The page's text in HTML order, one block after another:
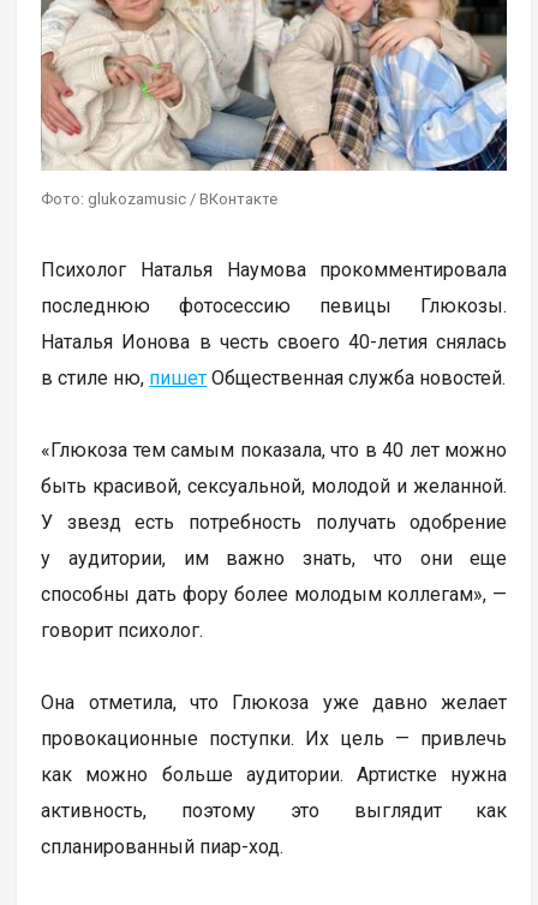
Фото: glukozamusic / ВКонтакте
Психолог Наталья Наумова прокомментировала
последнюю фотосессию певицы Глюкозы.
Наталья Ионова в честь своего 40-летия снялась
в стиле ню, пишет Общественная служба новостей.
«Глюкоза тем самым показала, что в 40 лет можно
быть красивой, сексуальной, молодой и желанной.
У звезд есть потребность получать одобрение
у аудитории, им важно знать, что они еще
способны дать фору более молодым коллегам», —
говорит психолог.
Она отметила, что Глюкоза уже давно желает
провокационные поступки. Их цель — привлечь
как можно больше аудитории. Артистке нужна
активность, поэтому это выглядит как
спланированный пиар-ход.